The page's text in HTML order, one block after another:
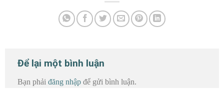
Để lại một bình luận
Bạn phải đăng nhập để gửi bình luận.